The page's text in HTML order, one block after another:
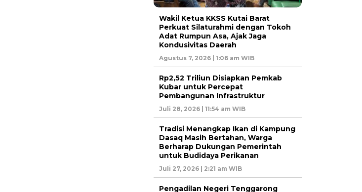
Wakil Ketua KKSS Kutai Barat
Perkuat Silaturahmi dengan Tokoh
Adat Rumpun Asa, Ajak Jaga
Kondusivitas Daerah
Agustus 7, 2026 | 1:06 am WIB
Rp2,52 Triliun Disiapkan Pemkab
Kubar untuk Percepat
Pembangunan Infrastruktur
Juli 28, 2026 | 11:54 am WIB
Tradisi Menangkap Ikan di Kampung
Dasaq Masih Bertahan, Warga
Berharap Dukungan Pemerintah
untuk Budidaya Perikanan
Juli 27, 2026 | 2:21 am WIB
Pengadilan Negeri Tenggarong